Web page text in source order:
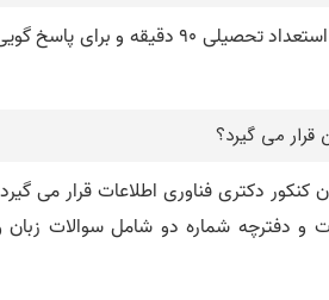
داوطلبان کنکور دکتری فناوری اطلاعات برای پاسخ گویی به 60 سوال زبان و استعداد تحصیلی 90 دقیقه و برای
قرار می گیرد؟
کنکور دکتری فناوری اطلاعات قرار می
اطلاعات و دفترچه شماره دو شامل سوالات